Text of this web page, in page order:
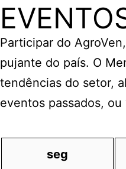
Participar do
pujante do país. O
tendências do setor,
eventos passados,
seg